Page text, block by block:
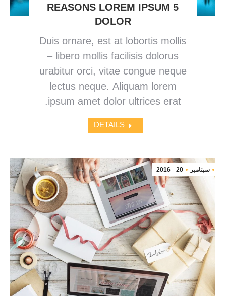
5 REASONS LOREM IPSUM
DOLOR
Duis ornare, est at lobortis mollis
– libero mollis facilisis dolorus
urabitur orci, vitae congue neque
lectus neque. Aliquam lorem
ipsum amet dolor ultrices erat.
DETAILS
سپتامبر 20
2016